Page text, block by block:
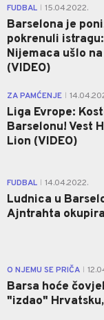
FUDBAL 15.04.2022.
Barselona je
pokrenuli
Nijemaca ušlo
(VIDEO)
ZA PAMĆENJE
Liga Evrope:
Barselonu! Vest
Lion (VIDEO)
FUDBAL 14.04.2022.
Ludnica u
Ajntrahta
O NJEMU SE PRIČA
Barsa hoće
"izdao"